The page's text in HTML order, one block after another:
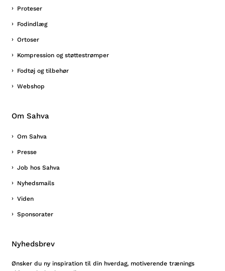
Proteser
Fodindlæg
Ortoser
Kompression og støttestrømper
Fodtøj og tilbehør
Webshop
Om Sahva
Om Sahva
Presse
Job hos Sahva
Nyhedsmails
Viden
Sponsorater
Nyhedsbrev
Ønsker du ny inspiration til din hverdag, motiverende trænings